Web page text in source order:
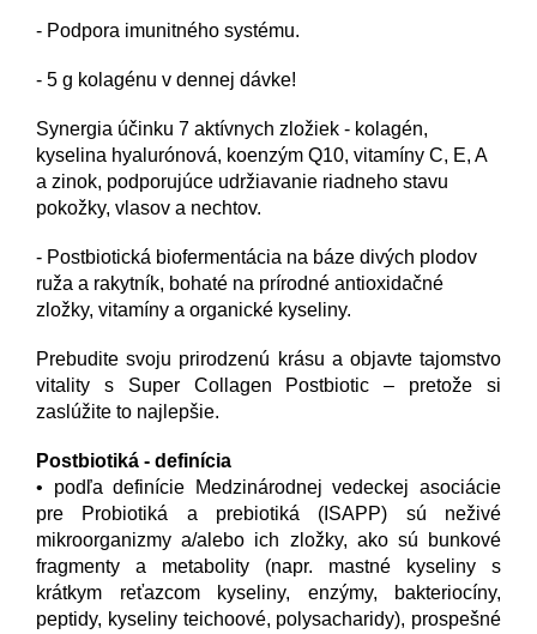
- Podpora imunitného systému.
- 5 g kolagénu v dennej dávke!
Synergia účinku 7 aktívnych zložiek - kolagén,
kyselina hyalurónová, koenzým Q10, vitamíny C, E, A
a zinok, podporujúce udržiavanie riadneho stavu
pokožky, vlasov a nechtov.
- Postbiotická biofermentácia na báze divých plodov
ruža a rakytník, bohaté na prírodné antioxidačné
zložky, vitamíny a organické kyseliny.
Prebudite svoju prirodzenú krásu a objavte tajomstvo
vitality s Super Collagen Postbiotic – pretože si
zaslúžite to najlepšie.
Postbiotiká - definícia
• podľa definície Medzinárodnej vedeckej asociácie
pre Probiotiká a prebiotiká (ISAPP) sú neživé
mikroorganizmy a/alebo ich zložky, ako sú bunkové
fragmenty a metabolity (napr. mastné kyseliny s
krátkym reťazcom kyseliny, enzýmy, bakteriocíny,
peptidy, kyseliny teichoové, polysacharidy), prospešné